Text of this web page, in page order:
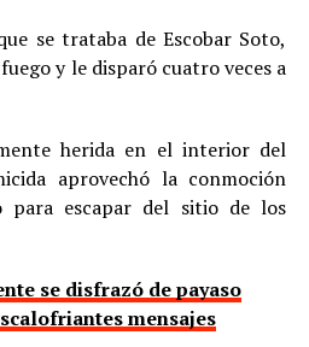
se trataba de Escobar Soto,
y le disparó cuatro veces a
herida en el interior del
aprovechó la conmoción
para escapar del sitio de los
se disfrazó de payaso
mensajes